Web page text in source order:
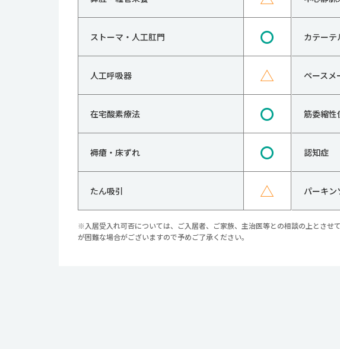
ストーマ・人工肛門 〇
人工呼吸器 △
在宅酸素療法 〇
褥瘡・床ずれ 〇
たん吸引 △
カテーテ
ペースメ
筋委縮性
認知症
パーキン
※入居受入れ可否については、ご入居者、ご家族、主治医等との相談の上とさ
が困難な場合がございますので予めご了承ください。